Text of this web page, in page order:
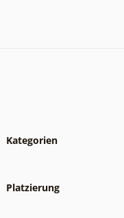
Kategorien
Platzierung